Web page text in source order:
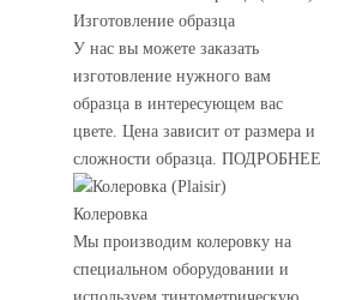
Изготовление образца
У нас вы можете заказать
изготовление нужного вам
образца в интересующем вас
цвете. Цена зависит от размера и
сложности образца. ПОДРОБНЕЕ
Колеровка
Мы производим колеровку на
специальном оборудовании и